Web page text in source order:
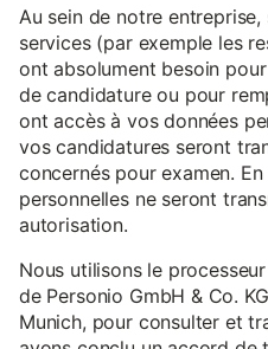
Au sein de notre
services (par exemple les
ont absolument besoin
de candidature ou pour
ont accès à vos données
vos candidatures seront
concernés pour examen.
personnelles ne seront
autorisation.
Nous utilisons le
de Personio GmbH & Co.
Munich, pour consulter et